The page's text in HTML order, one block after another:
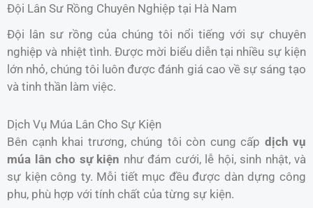
Đội Lân Sư Rồng Chuyên Nghiệp tại Hà Nam
Đội lân sư rồng của chúng tôi nổi tiếng với sự chuyên
nghiệp và nhiệt tình. Được mời biểu diễn tại nhiều sự kiện
lớn nhỏ, chúng tôi luôn được đánh giá cao về sự sáng tạo
và tinh thần làm việc.
Dịch Vụ Múa Lân Cho Sự Kiện
Bên cạnh khai trương, chúng tôi còn cung cấp dịch vụ
múa lân cho sự kiện như đám cưới, lễ hội, sinh nhật, và
sự kiện công ty. Mỗi tiết mục đều được dàn dựng công
phu, phù hợp với tính chất của từng sự kiện.